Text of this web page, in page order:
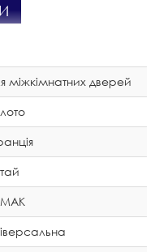
міжкімнатних дверей